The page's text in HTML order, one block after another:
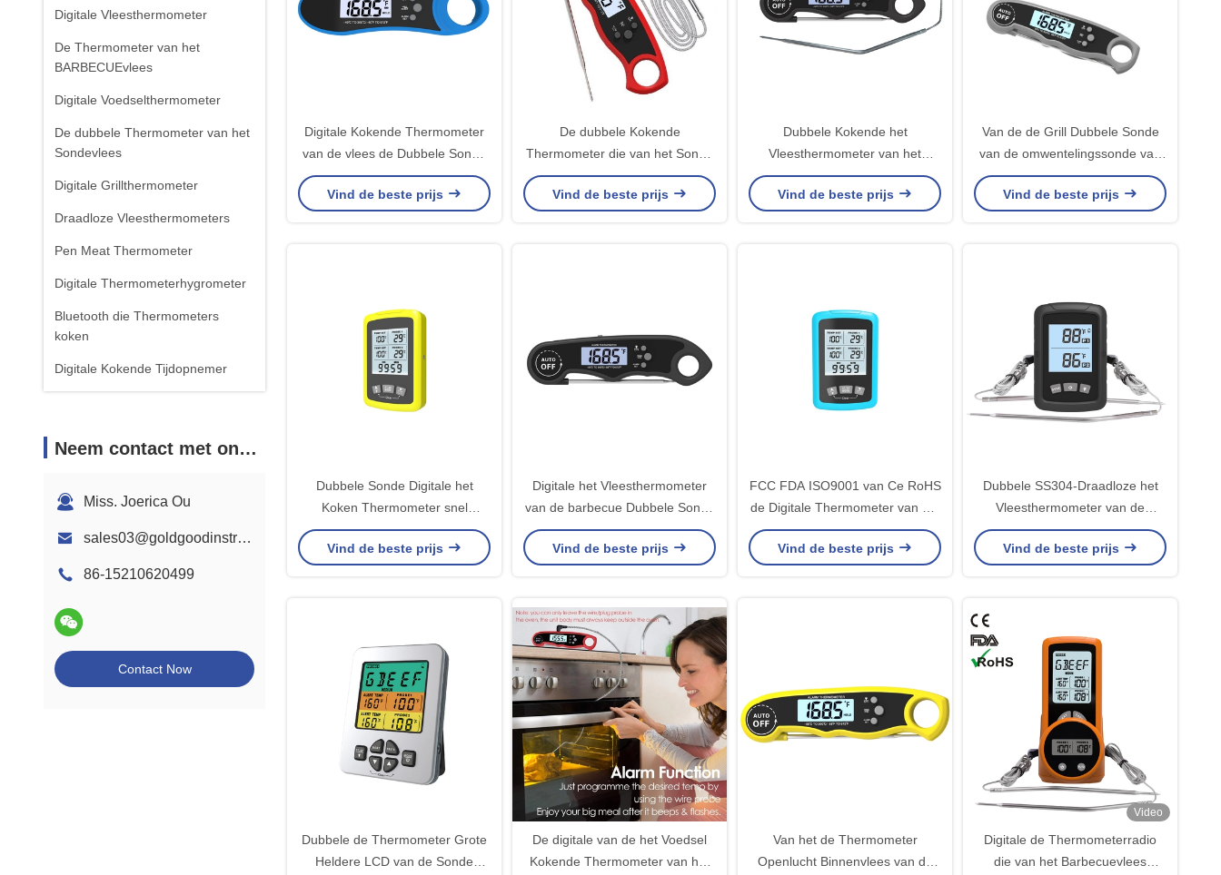
Digitale Vleesthermometer
De Thermometer van het
BARBECUEvlees
Digitale Voedselthermometer
De dubbele Thermometer van het
Sondevlees
Digitale Grillthermometer
Draadloze Vleesthermometers
Pen Meat Thermometer
Digitale Thermometerhygrometer
Bluetooth die Thermometers
koken
Digitale Kokende Tijdopnemer
Neem contact met ons op
Miss. Joerica Ou
sales03@goldgoodinstrument.com
86-15210620499
Contact Now
Digitale Kokende Thermometer
van de vlees de Dubbele Sonde
voor het Roosteren van Rokers
Vind de beste prijs
De dubbele Kokende
Thermometer die van het Sonde
Digitale Vlees Barbecuegrill
frituren
Vind de beste prijs
Dubbele Kokende het
Vleesthermometer van het
Sondevoedsel met Alarm voor
Oven
Vind de beste prijs
Van de de Grill Dubbele Sonde
van de omwentelingssonde van
de het Vleesthermometer Digitale
Kokende het
Vind de beste prijs
Dubbele Sonde Digitale het
Koken Thermometer snel
Gelezen Openlucht Binnen
Vind de beste prijs
Digitale het Vleesthermometer
van de barbecue Dubbele Sonde
met Alarm het Waterdichte Koken
Vind de beste prijs
FCC FDA ISO9001 van Ce RoHS
de Digitale Thermometer van het
BARBECUEvlees met
achterhouder
Vind de beste prijs
Dubbele SS304-Draadloze het
Vleesthermometer van de
Sondebarbecue gemakkelijk aan
grill
Vind de beste prijs
Dubbele de Thermometer Grote
Heldere LCD van de Sonde
De digitale van de het Voedsel
Kokende Thermometer van het
Van het de Thermometer
Openlucht Binnenvlees van de
Video
Digitale de Thermometerradio
die van het Barbecuevlees